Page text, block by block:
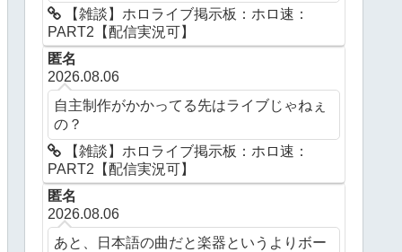
【雑談】ホロライブ掲示板：ホロ速：
PART2【配信実況可】
匿名
2026.08.06
自主制作がかかってる先はライブじゃねぇ
の？
【雑談】ホロライブ掲示板：ホロ速：
PART2【配信実況可】
匿名
2026.08.06
あと、日本語の曲だと楽器というよりボー